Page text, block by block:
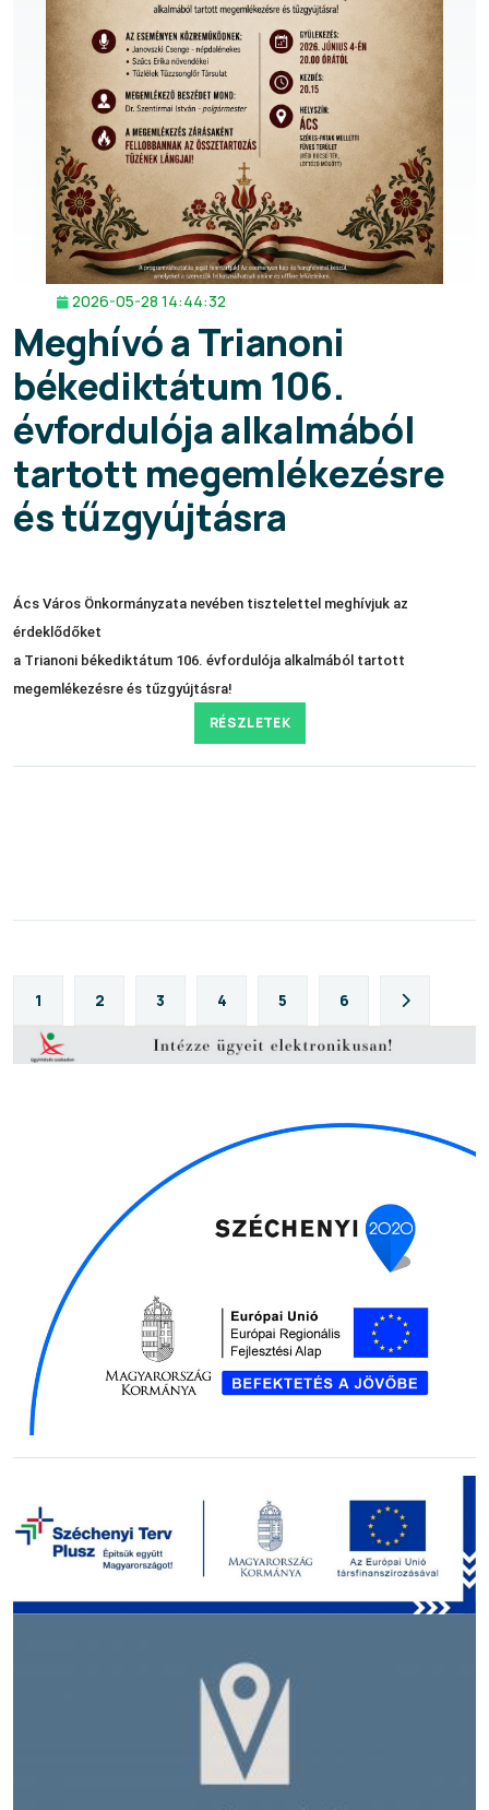
2026-05-28 14:44:32
Meghívó a Trianoni
békediktátum 106.
évfordulója alkalmából
tartott megemlékezésre
és tűzgyújtásra
Ács Város Önkormányzata nevében tisztelettel meghívjuk az
érdeklődőket
a Trianoni békediktátum 106. évfordulója alkalmából tartott
megemlékezésre és tűzgyújtásra!
RÉSZLETEK
1 2 3 4 5 6